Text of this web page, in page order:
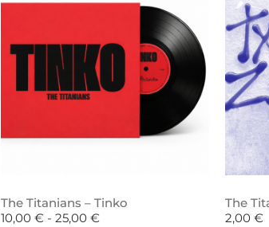
The Titanians – Tinko
10,00 € - 25,00 €
The
2,00 €